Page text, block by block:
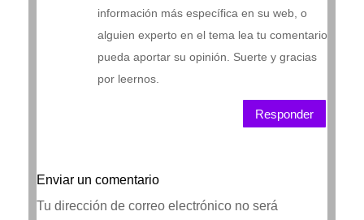
información más específica en su web, o
alguien experto en el tema lea tu comentario
pueda aportar su opinión. Suerte y gracias
por leernos.
Responder
Enviar un comentario
Tu dirección de correo electrónico no será